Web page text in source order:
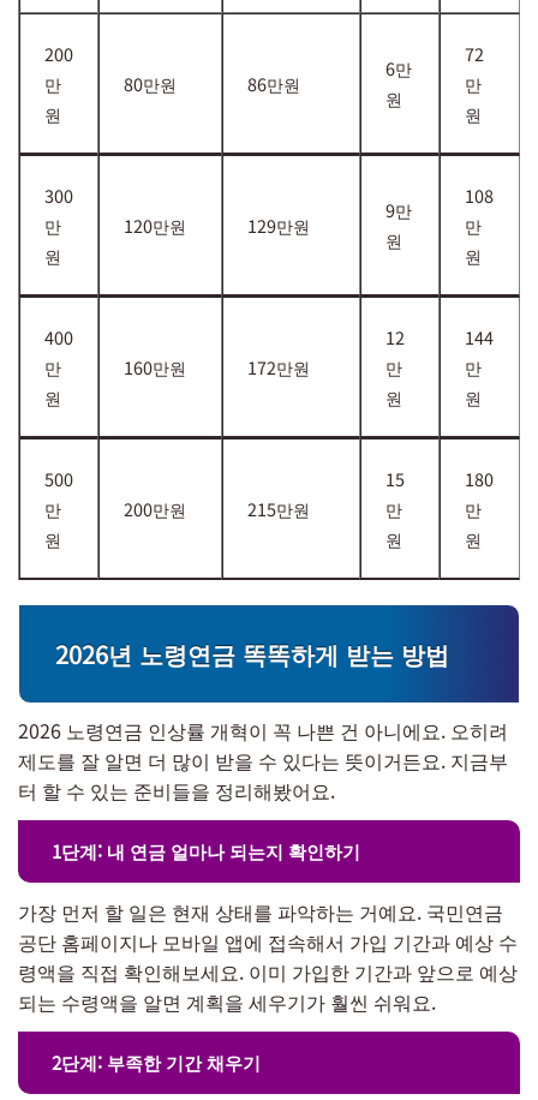
200
만
원
80만원 86만원
6만
원
72
만
원
300
만
원
120만원 129만원
9만
원
108
만
원
400
만
원
160만원 172만원
12
만
원
144
만
원
500
만
원
200만원 215만원
15
만
원
180
만
원
2026년 노령연금 똑똑하게 받는 방법
2026 노령연금 인상률 개혁이 꼭 나쁜 건 아니에요. 오히려
제도를 잘 알면 더 많이 받을 수 있다는 뜻이거든요. 지금부
터 할 수 있는 준비들을 정리해봤어요.
1단계: 내 연금 얼마나 되는지 확인하기
가장 먼저 할 일은 현재 상태를 파악하는 거예요. 국민연금
공단 홈페이지나 모바일 앱에 접속해서 가입 기간과 예상 수
령액을 직접 확인해보세요. 이미 가입한 기간과 앞으로 예상
되는 수령액을 알면 계획을 세우기가 훨씬 쉬워요.
2단계: 부족한 기간 채우기